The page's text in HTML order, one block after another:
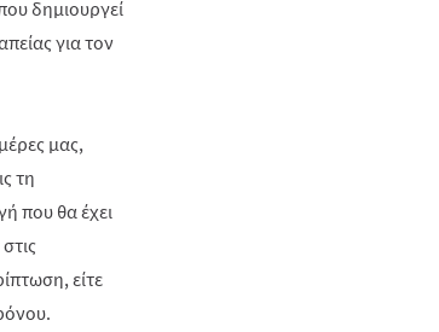
δημιουργεί
για τον
μας,
τη
που θα έχει
είτε